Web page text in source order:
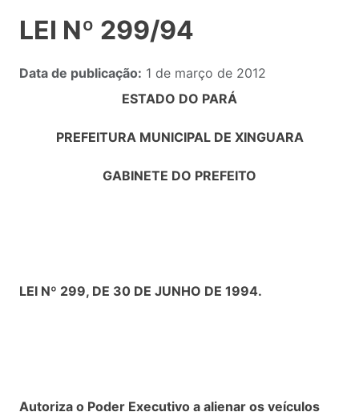
LEI Nº 299/94
Data de publicação: 1 de março de 2012
ESTADO DO PARÁ
PREFEITURA MUNICIPAL DE XINGUARA
GABINETE DO PREFEITO
LEI Nº 299, DE 30 DE JUNHO DE 1994.
Autoriza o Poder Executivo a alienar os veículos